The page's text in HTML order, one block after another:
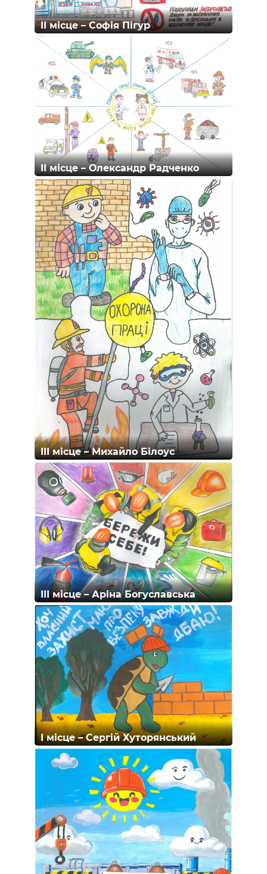
II місце – Софія Пігур
II місце – Олександр Радченко
III місце – Михайло Білоус
III місце – Аріна Богуславська
I місце – Сергій Хуторянський